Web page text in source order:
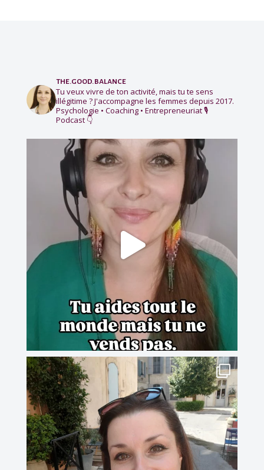
the.good.balance
Tu veux vivre de ton activité, mais tu te sens
illégitime ?J'accompagne les femmes depuis 2017.
Psychologie • Coaching • Entrepreneuriat🎙️
Podcast 👇